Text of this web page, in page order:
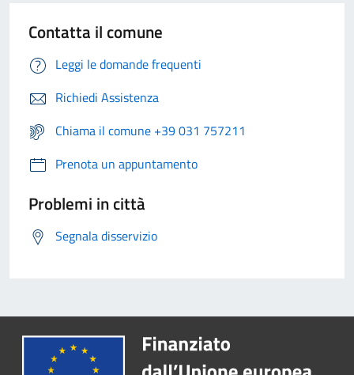
Contatta il comune
Leggi le domande frequenti
Richiedi Assistenza
Chiama il comune +39 031 757211
Prenota un appuntamento
Problemi in città
Segnala disservizio